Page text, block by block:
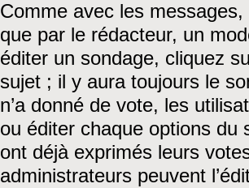
Comme avec les
que par le rédacteur, un
éditer un sondage, cliquez
sujet ; il y aura toujours le
n’a donné de vote, les
ou éditer chaque options du
ont déjà exprimés leurs
administrateurs peuvent